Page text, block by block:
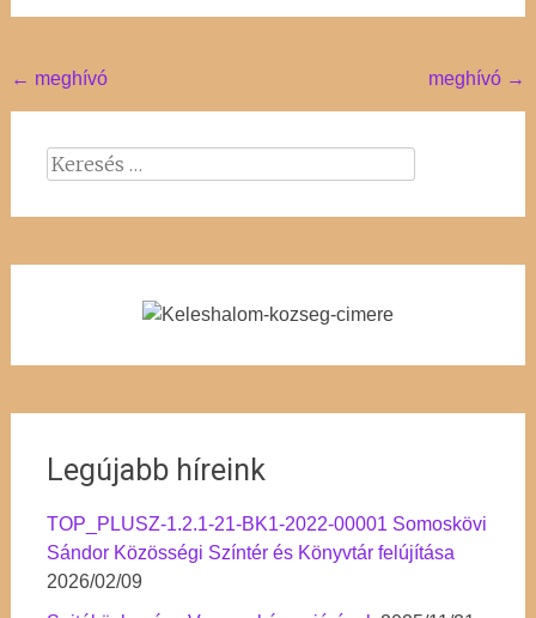
Post
navigation
← meghívó meghívó →
Keresés:
Legújabb híreink
TOP_PLUSZ-1.2.1-21-BK1-2022-00001 Somoskövi
Sándor Közösségi Színtér és Könyvtár felújítása
2026/02/09